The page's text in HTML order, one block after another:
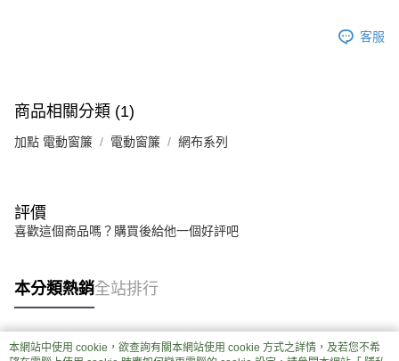
客服
商品相關分類 (1)
加點 電動窗簾 電動窗簾 網布系列
評價
喜歡這個商品嗎？購買後給他一個好評吧
本分類熱銷全站排行
本網站中使用 cookie，欲查詢有關本網站使用 cookie 方式之詳情，及若您不希